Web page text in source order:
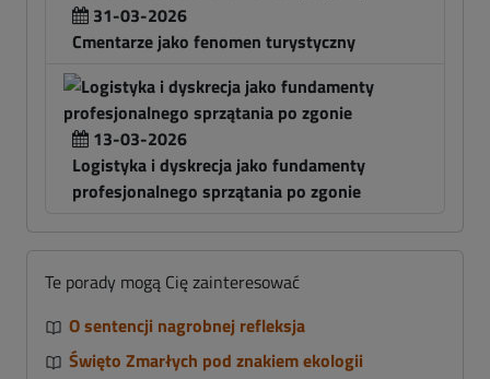
31-03-2026
Cmentarze jako fenomen turystyczny
13-03-2026
Logistyka i dyskrecja jako fundamenty
profesjonalnego sprzątania po zgonie
Te porady mogą Cię zainteresować
O sentencji nagrobnej refleksja
Święto Zmarłych pod znakiem ekologii